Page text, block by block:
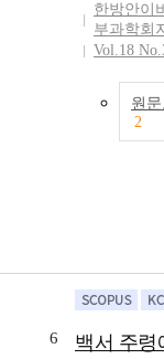
한방안이
부과학회
Vol.18
원
2
6
백서 주령